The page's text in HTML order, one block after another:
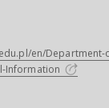
en/Department-
Information